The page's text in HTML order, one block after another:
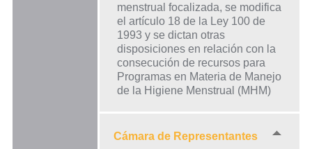
menstrual focalizada, se modifica
el artículo 18 de la Ley 100 de
1993 y se dictan otras
disposiciones en relación con la
consecución de recursos para
Programas en Materia de Manejo
de la Higiene Menstrual (MHM)
Cámara de Representantes